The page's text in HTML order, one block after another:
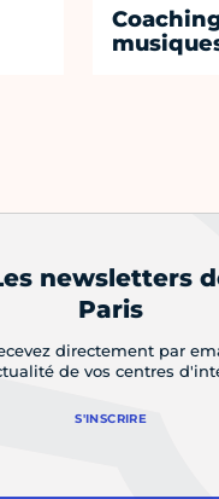
newsletters
Paris
directement par
de vos centres
S'INSCRIRE